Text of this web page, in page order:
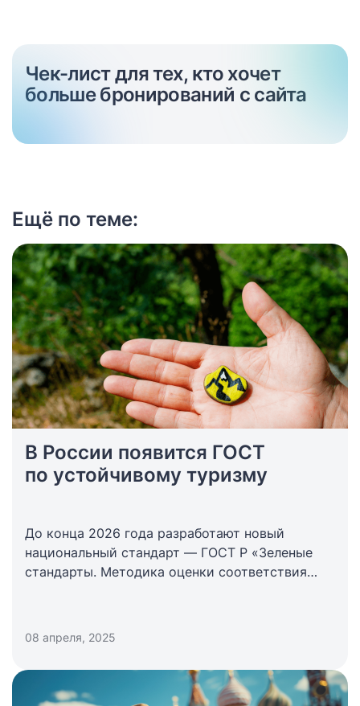
Чек-лист для тех, кто хочет
больше бронирований с сайта
Ещё по теме:
В России появится ГОСТ
по устойчивому туризму
До конца 2026 года разработают новый
национальный стандарт — ГОСТ Р «Зеленые
стандарты. Методика оценки соответствия
08 апреля, 2025